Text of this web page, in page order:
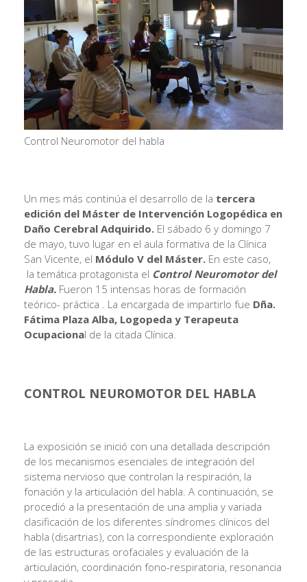
Control Neuromotor del habla
Un mes más continúa el desarrollo de la tercera
edición del Máster de Intervención Logopédica en
Daño Cerebral Adquirido. El sábado 6 y domingo 7
de mayo, tuvo lugar en el aula formativa de la Clínica
San Vicente, el Módulo V del Máster. En este caso,
la temática protagonista el Control Neuromotor del
Habla. Fueron 15 intensas horas de formación
teórico- práctica . La encargada de impartirlo fue Dña.
Fátima Plaza Alba, Logopeda y Terapeuta
Ocupacional de la citada Clínica.
CONTROL NEUROMOTOR DEL HABLA
La exposición se inició con una detallada descripción
de los mecanismos esenciales de integración del
sistema nervioso que controlan la respiración, la
fonación y la articulación del habla. A continuación, se
procedió a la presentación de una amplia y variada
clasificación de los diferentes síndromes clínicos del
habla (disartrias), con la correspondiente exploración
de las estructuras orofaciales y evaluación de la
articulación, coordinación fono-respiratoria, resonancia